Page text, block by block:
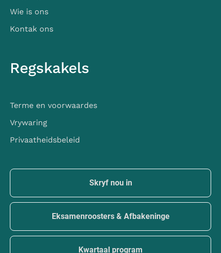
Wie is ons
Kontak ons
Regskakels
Terme en voorwaardes
Vrywaring
Privaatheidsbeleid
Skryf nou in
Eksamenroosters & Afbakeninge
Kwartaal program